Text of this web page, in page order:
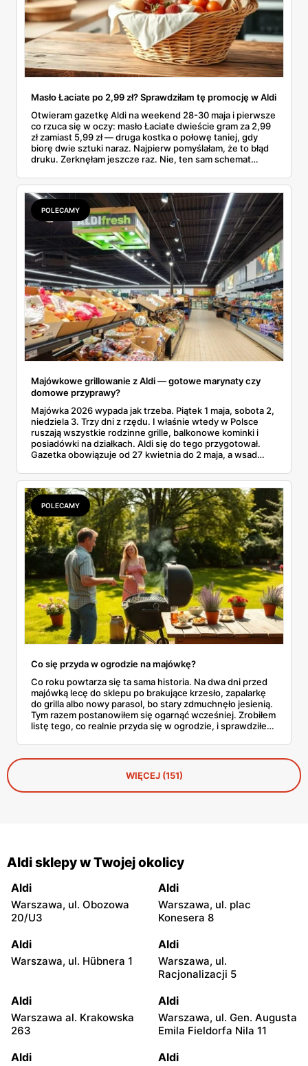
Masło Łaciate po 2,99 zł? Sprawdziłam tę promocję w Aldi
Otwieram gazetkę Aldi na weekend 28-30 maja i pierwsze
co rzuca się w oczy: masło Łaciate dwieście gram za 2,99
zł zamiast 5,99 zł — druga kostka o połowę taniej, gdy
biorę dwie sztuki naraz. Najpierw pomyślałam, że to błąd
druku. Zerknęłam jeszcze raz. Nie, ten sam schemat
80 gr), Toffifee 1+1 gratis i polskie truskawki po 9,99 zł.
Przejrzałam tę gazetkę od deski do deski i wybrałam
pozycje, które naprawdę robią różnicę — oraz takie, które
spokojnie da się pominąć.
POLECAMY
Majówkowe grillowanie z Aldi — gotowe marynaty czy
domowe przyprawy?
Majówka 2026 wypada jak trzeba. Piątek 1 maja, sobota 2,
niedziela 3. Trzy dni z rzędu. I właśnie wtedy w Polsce
ruszają wszystkie rodzinne grille, balkonowe kominki i
posiadówki na działkach. Aldi się do tego przygotował.
Gazetka obowiązuje od 27 kwietnia do 2 maja, a wsad
Polędwiczki paprykowe za 11,49 zł. Kiełbaski białe surowe.
Wygląda jak gotowy plan na grilla, bez męczenia się z
miską oleju, papryki i czosnku w czwartkowy wieczór.
Tylko jest haczyk. Czy gotowa marynata z lodówki
rzeczywiście da radę domowej, ze świeżego czosnku i
rozmarynu? Różnica w smaku potrafi zdziwić.
POLECAMY
Co się przyda w ogrodzie na majówkę?
Co roku powtarza się ta sama historia. Na dwa dni przed
majówką lecę do sklepu po brakujące krzesło, zapalarkę
do grilla albo nowy parasol, bo stary zdmuchnęło jesienią.
Tym razem postanowiłem się ogarnąć wcześniej. Zrobiłem
listę tego, co realnie przyda się w ogrodzie, i sprawdziłem
WIĘCEJ (151)
Aldi sklepy w Twojej okolicy
Aldi
Warszawa, ul. Obozowa
20/U3
Aldi
Warszawa, ul. plac
Konesera 8
Aldi
Warszawa, ul. Hübnera 1
Aldi
Warszawa, ul.
Racjonalizacji 5
Aldi
Warszawa al. Krakowska
263
Aldi
Warszawa, ul. Gen. Augusta
Emila Fieldorfa Nila 11
Aldi Aldi